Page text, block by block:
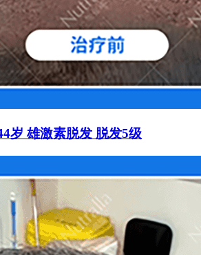
岁 雄激素脱发 脱发5级